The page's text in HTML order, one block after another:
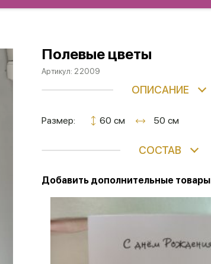
Полевые цветы
Артикул: 22009
ОПИСАНИЕ
Размер: 60 см 50 см
СОСТАВ
Добавить дополнительные товары